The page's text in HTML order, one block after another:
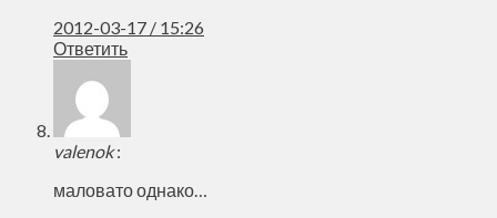
2012-03-17 / 15:26
Ответить
valenok :
маловато однако…